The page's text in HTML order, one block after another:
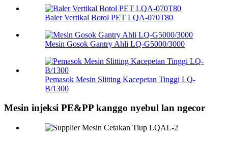
Baler Vertikal Botol PET LQA-070T80
Mesin Gosok Gantry Ahli LQ-G5000/3000
Pemasok Mesin Slitting Kacepetan Tinggi LQ-
B/1300
Mesin injeksi PE&PP kanggo nyebul lan ngecor